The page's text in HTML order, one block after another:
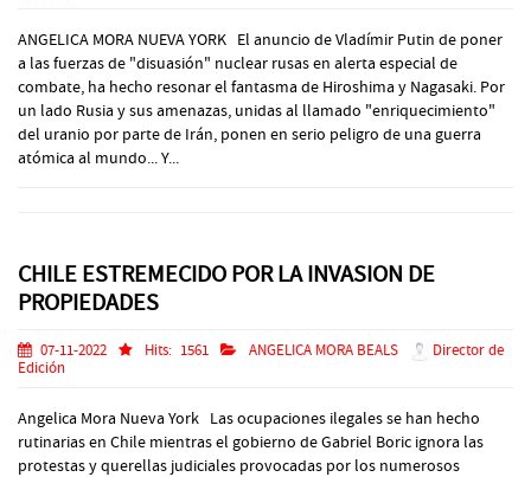
ANGELICA MORA NUEVA YORK El anuncio de Vladímir Putin de poner
a las fuerzas de "disuasión" nuclear rusas en alerta especial de
combate, ha hecho resonar el fantasma de Hiroshima y Nagasaki. Por
un lado Rusia y sus amenazas, unidas al llamado "enriquecimiento"
del uranio por parte de Irán, ponen en serio peligro de una guerra
atómica al mundo... Y...
CHILE ESTREMECIDO POR LA INVASION DE
PROPIEDADES
07-11-2022 Hits: 1561 ANGELICA MORA BEALS
Director de
Edición
Angelica Mora Nueva York Las ocupaciones ilegales se han hecho
rutinarias en Chile mientras el gobierno de Gabriel Boric ignora las
protestas y querellas judiciales provocadas por los numerosos